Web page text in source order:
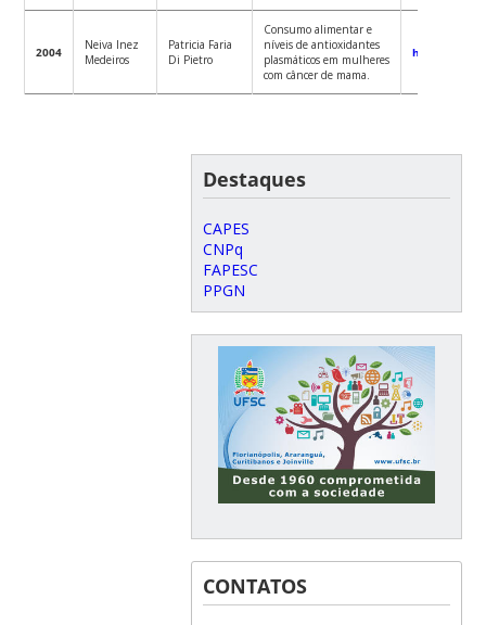
2004
Neiva Inez
Medeiros
Patricia Faria
Di Pietro
Consumo alimentar e
níveis de antioxidantes
plasmáticos em mulheres
com câncer de mama.
http://
Destaques
CAPES
CNPq
FAPESC
PPGN
CONTATOS